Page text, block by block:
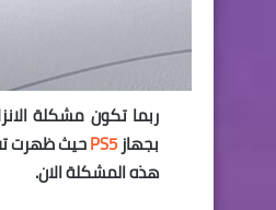
بجهازPS5حيث ظهرت
هذه المشكلة الان.